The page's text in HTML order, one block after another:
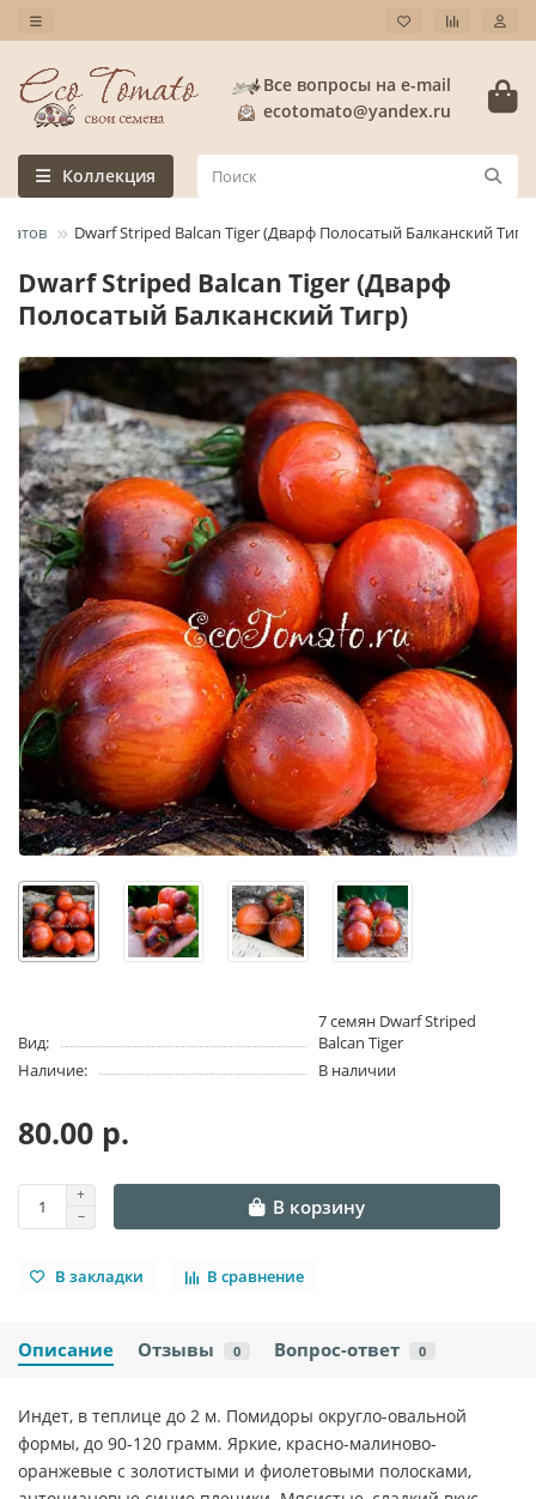
Все вопросы на e-mail
ecotomato@yandex.ru
Коллекция
Dwarf Striped Balcan Tiger (Дварф Полосатый Балканский Тигр)
Dwarf Striped Balcan Tiger (Дварф
Полосатый Балканский Тигр)
Вид:
7 семян Dwarf Striped
Balcan Tiger
Наличие:
В наличии
80.00 р.
В корзину
В закладки В сравнение
Описание Отзывы 0 Вопрос-ответ 0
Индет, в теплице до 2 м. Помидоры округло-овальной
формы, до 90-120 грамм. Яркие, красно-малиново-
оранжевые с золотистыми и фиолетовыми полосками,